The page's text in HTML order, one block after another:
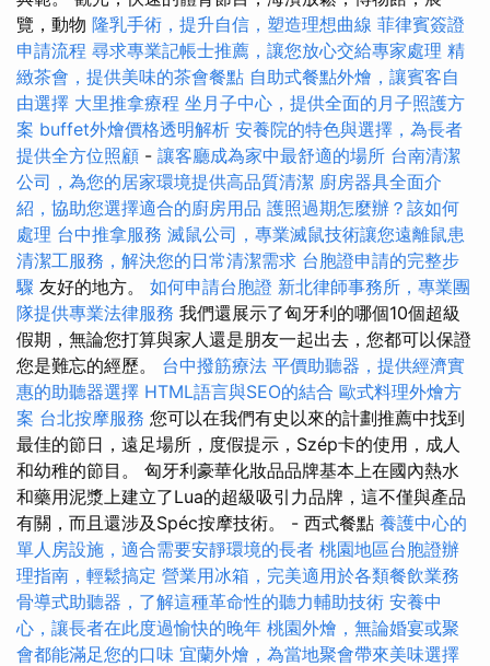
覽，動物 隆乳手術，提升自信，塑造理想曲線 菲律賓簽證
申請流程 尋求專業記帳士推薦，讓您放心交給專家處理 精
緻茶會，提供美味的茶會餐點 自助式餐點外燴，讓賓客自
由選擇 大里推拿療程 坐月子中心，提供全面的月子照護方
案 buffet外燴價格透明解析 安養院的特色與選擇，為長者
提供全方位照顧 - 讓客廳成為家中最舒適的場所 台南清潔
公司，為您的居家環境提供高品質清潔 廚房器具全面介
紹，協助您選擇適合的廚房用品 護照過期怎麼辦？該如何
處理 台中推拿服務 滅鼠公司，專業滅鼠技術讓您遠離鼠患
清潔工服務，解決您的日常清潔需求 台胞證申請的完整步
驟 友好的地方。 如何申請台胞證 新北律師事務所，專業團
隊提供專業法律服務 我們還展示了匈牙利的哪個10個超級
假期，無論您打算與家人還是朋友一起出去，您都可以保證
您是難忘的經歷。 台中撥筋療法 平價助聽器，提供經濟實
惠的助聽器選擇 HTML語言與SEO的結合 歐式料理外燴方
案 台北按摩服務 您可以在我們有史以來的計劃推薦中找到
最佳的節日，遠足場所，度假提示，Szép卡的使用，成人
和幼稚的節目。 匈牙利豪華化妝品品牌基本上在國內熱水
和藥用泥漿上建立了Lua的超級吸引力品牌，這不僅與產品
有關，而且還涉及Spéc按摩技術。 - 西式餐點 養護中心的
單人房設施，適合需要安靜環境的長者 桃園地區台胞證辦
理指南，輕鬆搞定 營業用冰箱，完美適用於各類餐飲業務
骨導式助聽器，了解這種革命性的聽力輔助技術 安養中
心，讓長者在此度過愉快的晚年 桃園外燴，無論婚宴或聚
會都能滿足您的口味 宜蘭外燴，為當地聚會帶來美味選擇